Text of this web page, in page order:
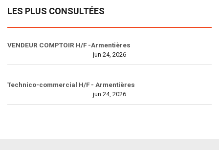
LES PLUS CONSULTÉES
VENDEUR COMPTOIR H/F -Armentières
jun 24, 2026
Technico-commercial H/F - Armentières
jun 24, 2026